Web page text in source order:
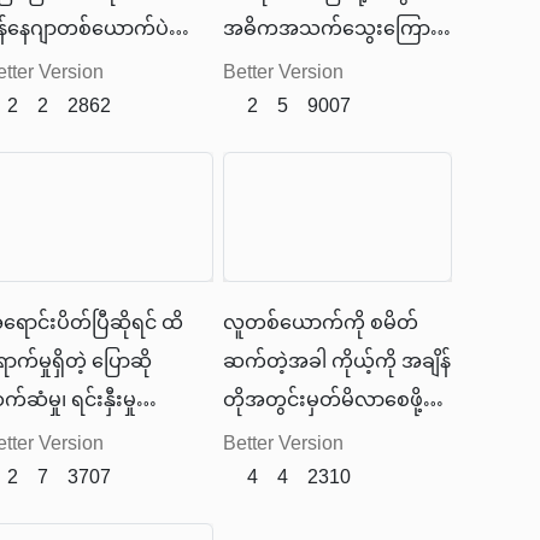
နေဂျာတစ်ယောက်ပဲ
စ်ဖြစ် ၀ယ်သူတွေက
နောက်မှ ပြန်ဆက်သွယ်ပါ၊
က်မှပြန်ပြောပေးမယ်၊
Version
2 2 2862
အဓိကအသက်သွေးကြော
တစ်ခုပါ။ ဒါကြောင့်
ဖောက်သည်တွေကို ရေရှည်
ဘယ်လိုထိန်းထားကြမလဲဆို
Better Version
2 5 9007
ောင်းပိတ်ပြီဆိုရင် ထိ
ာက်မှုရှိတဲ့ ပြောဆို
ဆံမှု၊ ရင်းနှီးမှု
ဆောက်ခြင်း နဲ့ ဝယ်သူ
ကို နားလည်ပေးနိုင်မှုတွေ
င်ပါတယ်။ ဒီမှာ အ
Version
2 7 3707
လူတစ်ယောက်ကို စမိတ်
ဆက်တဲ့အခါ ကိုယ့်ကို အချိန်
တိုအတွင်းမှတ်မိလာစေဖို့
ဘယ်လိုမိတ်ဆက်ရမလဲဆို
တာ ဆရာမင်းသန်းထွဋ်
Better Version
4 4 2310